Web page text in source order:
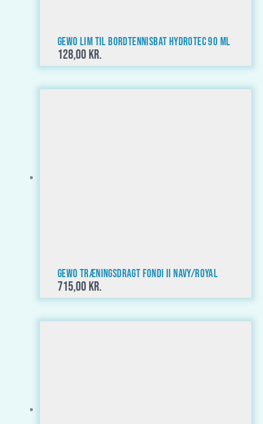
GEWO Lim til bordtennisbat HydroTec 90 ml
128,00 kr.
GEWO Træningsdragt Fondi II Navy/royal
715,00 kr.